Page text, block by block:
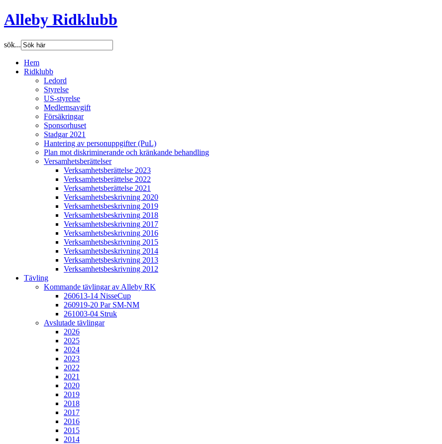
Alleby Ridklubb
sök...
Hem
Ridklubb
Ledord
Styrelse
US-styrelse
Medlemsavgift
Försäkringar
Sponsorhuset
Stadgar 2021
Hantering av personuppgifter (PuL)
Plan mot diskriminerande och kränkande behandling
Versamhetsberättelser
Verksamhetsberättelse 2023
Verksamhetsberättelse 2022
Verksamhetsberättelse 2021
Verksamhetsbeskrivning 2020
Verksamhetsbeskrivning 2019
Verksamhetsbeskrivning 2018
Verksamhetsbeskrivning 2017
Verksamhetsbeskrivning 2016
Verksamhetsbeskrivning 2015
Verksamhetsbeskrivning 2014
Verksamhetsbeskrivning 2013
Verksamhetsbeskrivning 2012
Tävling
Kommande tävlingar av Alleby RK
260613-14 NisseCup
260919-20 Par SM-NM
261003-04 Struk
Avslutade tävlingar
2026
2025
2024
2023
2022
2021
2020
2019
2018
2017
2016
2015
2014